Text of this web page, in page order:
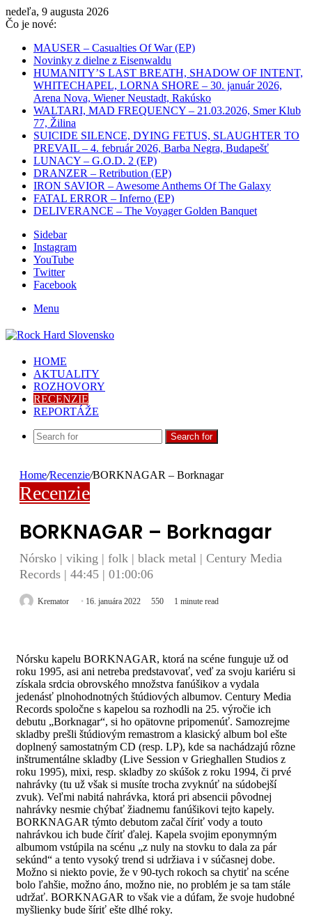
nedeľa, 9 augusta 2026
Čo je nové:
MAUSER – Casualties Of War (EP)
Novinky z dielne z Eisenwaldu
HUMANITY’S LAST BREATH, SHADOW OF INTENT,
WHITECHAPEL, LORNA SHORE – 30. január 2026,
Arena Nova, Wiener Neustadt, Rakúsko
WALTARI, MAD FREQUENCY – 21.03.2026, Smer Klub
77, Žilina
SUICIDE SILENCE, DYING FETUS, SLAUGHTER TO
PREVAIL – 4. február 2026, Barba Negra, Budapešť
LUNACY – G.O.D. 2 (EP)
DRANZER – Retribution (EP)
IRON SAVIOR – Awesome Anthems Of The Galaxy
FATAL ERROR – Inferno (EP)
DELIVERANCE – The Voyager Golden Banquet
Sidebar
Instagram
YouTube
Twitter
Facebook
Menu
HOME
AKTUALITY
ROZHOVORY
RECENZIE
REPORTÁŽE
Search for
Home/Recenzie/BORKNAGAR – Borknagar
Recenzie
BORKNAGAR – Borknagar
Nórsko | viking | folk | black metal | Century Media
Records | 44:45 | 01:00:06
Kremator 16. januára 2022 550 1 minute read
Nórsku kapelu BORKNAGAR, ktorá na scéne funguje už od
roku 1995, asi ani netreba predstavovať, veď za svoju kariéru si
získala srdcia obrovského množstva fanúšikov a vydala
jedenásť plnohodnotných štúdiových albumov. Century Media
Records spoločne s kapelou sa rozhodli na 25. výročie ich
debutu „Borknagar“, si ho opätovne pripomenúť. Samozrejme
skladby prešli štúdiovým remastrom a klasický album bol ešte
doplnený samostatným CD (resp. LP), kde sa nachádzajú rôzne
inštrumentálne skladby (Live Session v Grieghallen Studios z
roku 1995), mixi, resp. skladby zo skúšok z roku 1994, či prvé
nahrávky (tu už však si musíte trocha zvyknúť na súdobejší
zvuk). Veľmi nabitá nahrávka, ktorá pri absencii pôvodnej
nahrávky nesmie chýbať žiadnemu fanúšikovi tejto kapely.
BORKNAGAR týmto debutom začal číriť vody a touto
nahrávkou ich bude číriť ďalej. Kapela svojim eponymným
albumom vstúpila na scénu „z nuly na stovku to dala za pár
sekúnd“ a tento vysoký trend si udržiava i v súčasnej dobe.
Možno si niekto povie, že v 90-tych rokoch sa chytiť na scéne
bolo ľahšie, možno áno, možno nie, no problém je sa tam stále
udržať. BORKNAGAR to však vie a dúfam, že svoje hudobné
myšlienky bude šíriť ešte dlhé roky.